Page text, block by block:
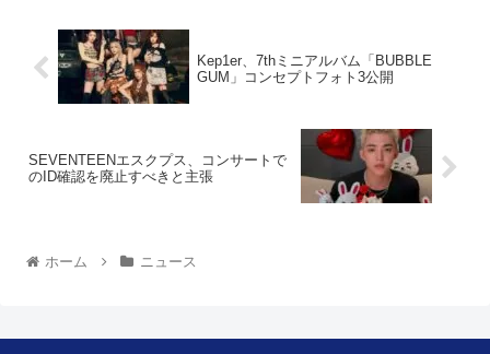
Kep1er、7thミニアルバム「BUBBLE
GUM」コンセプトフォト3公開
SEVENTEENエスクプス、コンサートで
のID確認を廃止すべきと主張
ホーム ニュース